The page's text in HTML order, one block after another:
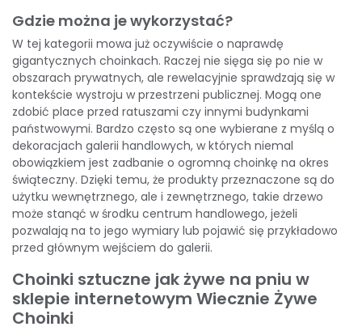
Gdzie można je wykorzystać?
W tej kategorii mowa już oczywiście o naprawdę
gigantycznych choinkach. Raczej nie sięga się po nie w
obszarach prywatnych, ale rewelacyjnie sprawdzają się w
kontekście wystroju w przestrzeni publicznej. Mogą one
zdobić place przed ratuszami czy innymi budynkami
państwowymi. Bardzo często są one wybierane z myślą o
dekoracjach galerii handlowych, w których niemal
obowiązkiem jest zadbanie o ogromną choinkę na okres
świąteczny. Dzięki temu, że produkty przeznaczone są do
użytku wewnętrznego, ale i zewnętrznego, takie drzewo
może stanąć w środku centrum handlowego, jeżeli
pozwalają na to jego wymiary lub pojawić się przykładowo
przed głównym wejściem do galerii.
Choinki sztuczne jak żywe na pniu w
sklepie internetowym Wiecznie Żywe
Choinki